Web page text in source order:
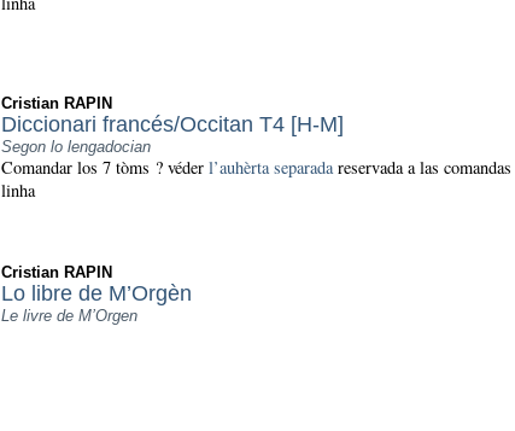
Cristian RAPIN
Diccionari francés/Occitan T4 [H-M]
Segon lo lengadocian
Comandar los 7 tòms ? véder l’auhèrta separadareservada a las comandas
linha
Cristian RAPIN
Lo libre de M’Orgèn
Le livre de M’Orgen